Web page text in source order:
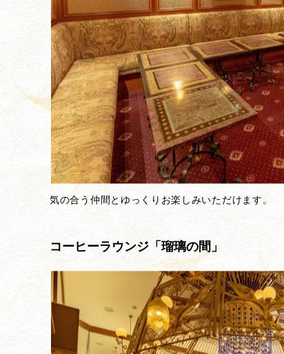
気の合う仲間とゆっくりお楽しみいただけます。
コーヒーラウンジ「瑠璃の間」